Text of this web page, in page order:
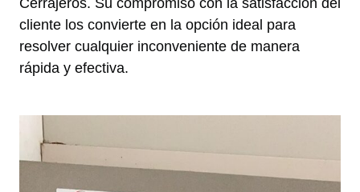
Cerrajeros. Su compromiso con la satisfacción del
cliente los convierte en la opción ideal para
resolver cualquier inconveniente de manera
rápida y efectiva.